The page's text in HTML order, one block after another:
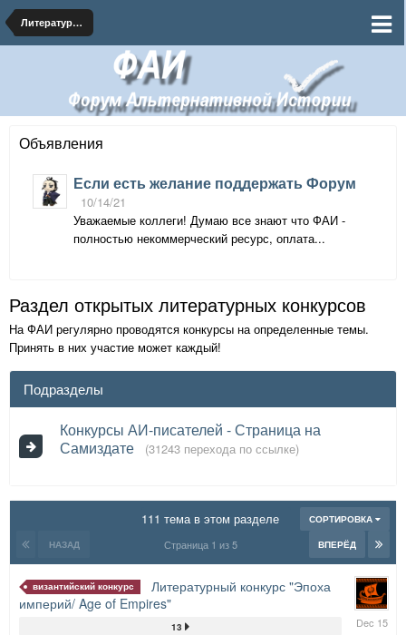
Литературная мастерская - АИ тексты на форуме
Объявления
Если есть желание поддержать Форум
10/14/21
Уважаемые коллеги! Думаю все знают что ФАИ -
полностью некоммерческий ресурс, оплата...
Раздел открытых литературных конкурсов
На ФАИ регулярно проводятся конкурсы на определенные темы.
Принять в них участие может каждый!
Подразделы
Конкурсы АИ-писателей - Страница на
Самиздате
(31243 перехода по ссылке)
СОРТИРОВКА
111 тема в этом разделе
НАЗАД ВПЕРЁД
Страница 1 из 5
византийский конкурс
Литературный конкурс "Эпоха
империй/ Age of Empires"
13
28